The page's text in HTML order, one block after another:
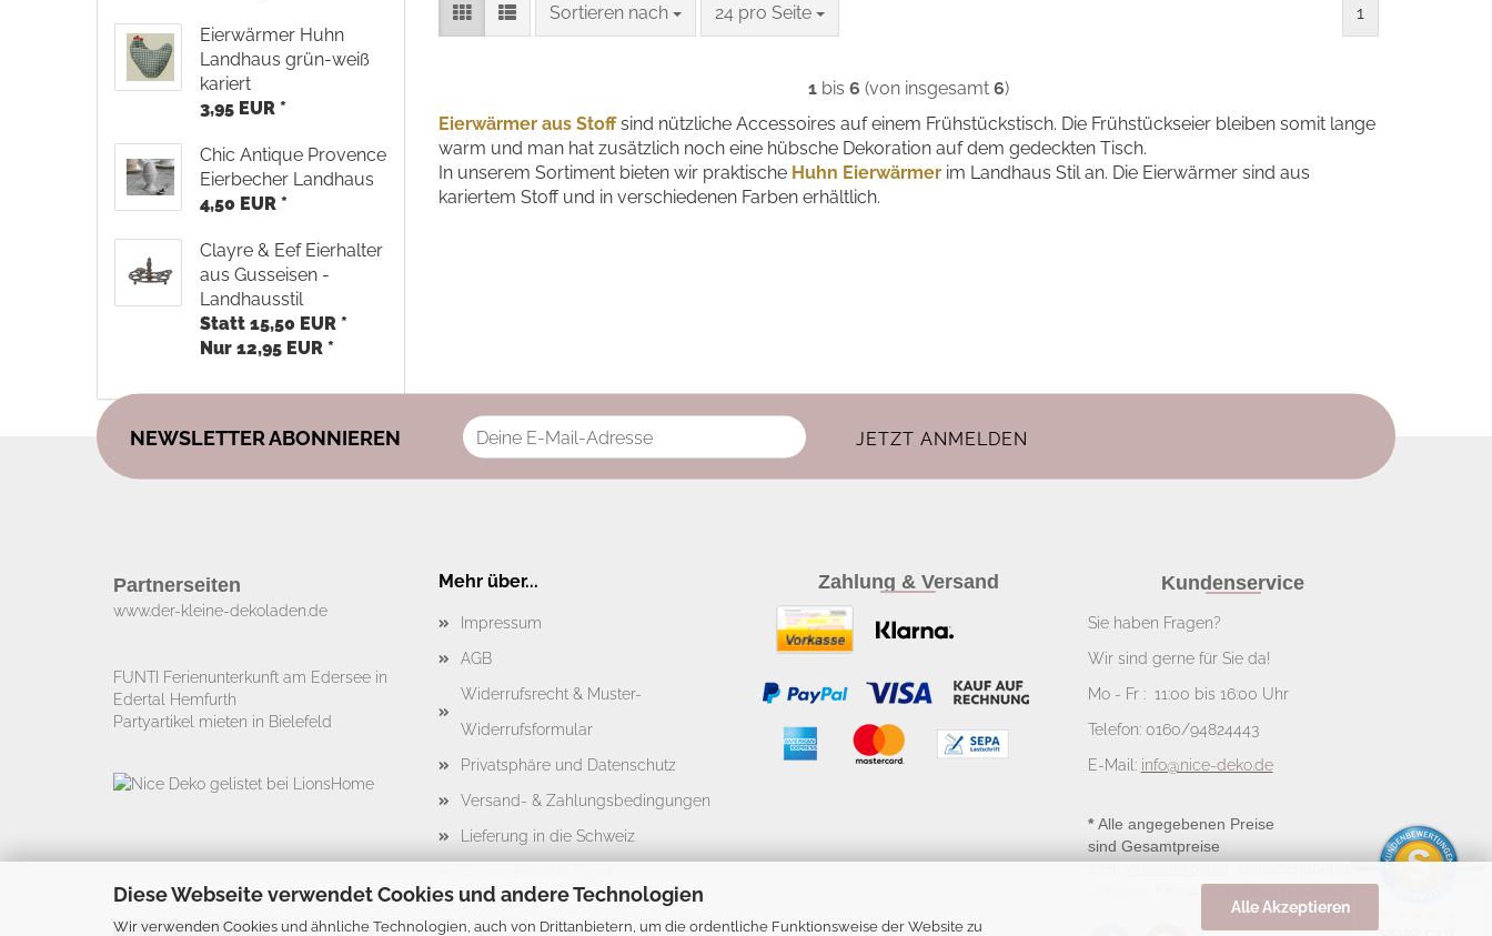
Diese Webseite verwendet Cookies und andere Technologien
Wir verwenden Cookies und ähnliche Technologien, auch von Drittanbietern, um die ordentliche Funktionsweise der Website zu
Alle Akzeptieren
Sortieren nach
Sortieren nach 24 pro Seite
pro Seite 1
1bis 6 (von insgesamt 6)
Eierwärmer aus Stoff sind nützliche Accessoires auf einem Frühstückstisch. Die Frühstückseier bleiben somit lange
warm und man hat zusätzlich noch eine hübsche Dekoration auf dem gedeckten Tisch.
In unserem Sortiment bieten wir praktische Huhn Eierwärmerim Landhaus Stil an. Die Eierwärmer sind aus
kariertem Stoff und in verschiedenen Farben erhältlich.
Eierwärmer Huhn
Landhaus grün-weiß
kariert
3,95 EUR *
Chic Antique Provence
Eierbecher Landhaus
4,50 EUR *
Clayre & Eef Eierhalter
aus Gusseisen -
Landhausstil
Statt 15,50 EUR *
Nur 12,95 EUR *
NEWSLETTER ABONNIEREN
Partnerseiten
www.der-kleine-dekoladen.de​
FUNTI Ferienunterkunft am Edersee in
Edertal Hemfurth
Partyartikel mieten in Bielefeld
Mehr über...
Impressum
AGB
Widerrufsrecht & Muster-
Widerrufsformular
Privatsphäre und Datenschutz
Versand- & Zahlungsbedingungen
Lieferung in die Schweiz
Zahlung & Versand Kundenservice
Sie haben Fragen?
Wir sind gerne für Sie da!
Mo - Fr : 11:00 bis 16:00 Uhr
Telefon: 0160/94824443
E-Mail: info@nice-deko.de
* Alle angegebenen Preise
sind Gesamtpreise
aufgrund Kleinunternehmerregelung.